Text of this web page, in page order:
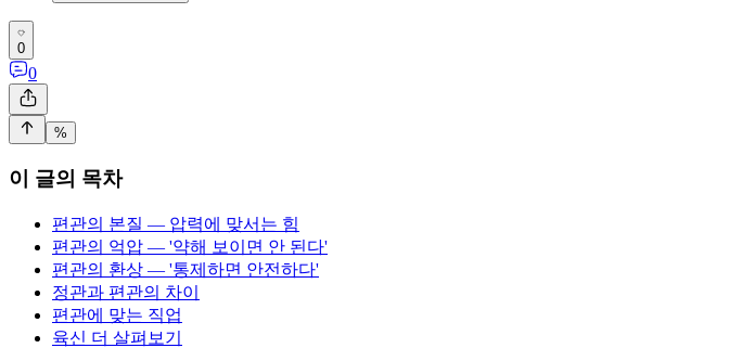
0
0
%
이 글의 목차
편관의 본질 — 압력에 맞서는 힘
편관의 억압 — '약해 보이면 안 된다'
편관의 환상 — '통제하면 안전하다'
정관과 편관의 차이
편관에 맞는 직업
육신 더 살펴보기